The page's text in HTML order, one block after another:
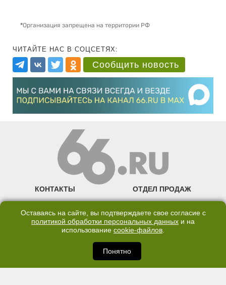
*Организация запрещена на территории РФ
ЧИТАЙТЕ НАС В СОЦСЕТЯХ:
Сообщить новость
КОНТАКТЫ ОТДЕЛ ПРОДАЖ
ПОЛИТИКА ОБРАБОТКИ ПЕРСОНАЛЬНЫХ ДАННЫХ
©2007—2025 66.RU. Воспроизведение, сообщение, доведение до всеобщего
сведения размещенных на сайте 66.RU материалов и их элементов без согласия
Оставаясь на сайте, вы подтверждаете свое согласие с
политикой обработки персональных данных и на
использование cookie-файлов.
Понятно